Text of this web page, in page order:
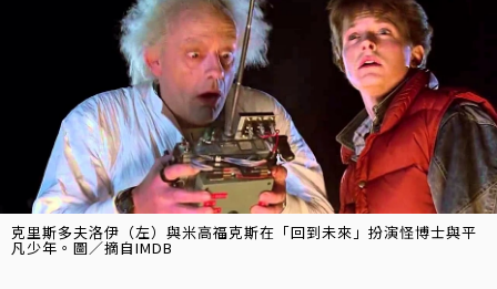
克里斯多夫洛伊（左）與米高福克斯在「回到未來」扮演怪博士與平
凡少年。圖／摘自IMDB